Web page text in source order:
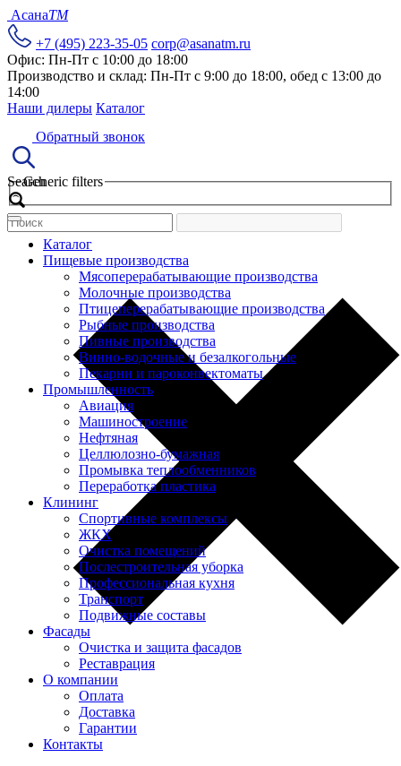
АсанаTM
+7 (495) 223-35-05 corp@asanatm.ru
Офис: Пн-Пт с 10:00 до 18:00
Производство и склад: Пн-Пт с 9:00 до 18:00, обед с 13:00 до
14:00
Наши дилеры Каталог
Обратный звонок
Search
Generic filters
Каталог
Пищевые производства
Мясоперерабатывающие производства
Молочные производства
Птицеперерабатывающие производства
Рыбные производства
Пивные производства
Винно-водочные и безалкогольные
Пекарни и пароконвектоматы
Промышленность
Авиация
Машиностроение
Нефтяная
Целлюлозно-бумажная
Промывка теплообменников
Переработка пластика
Клининг
Спортивные комплексы
ЖКХ
Очистка помещений
Послестроительная уборка
Профессиональная кухня
Транспорт
Подвижные составы
Фасады
Очистка и защита фасадов
Реставрация
О компании
Оплата
Доставка
Гарантии
Контакты